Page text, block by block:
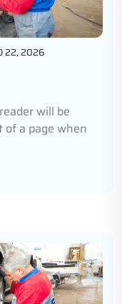
22, 2026
will be
of a page when